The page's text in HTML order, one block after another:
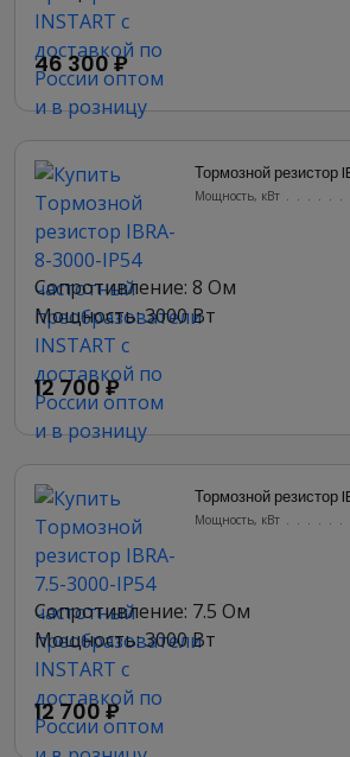
46 300 ₽
Тормозной
Мощность, кВт
Сопротивление: 8 Ом
Мощность: 3000 Вт
12 700 ₽
Тормозной
Мощность, кВт
Сопротивление: 7.5 Ом
Мощность: 3000 Вт
12 700 ₽